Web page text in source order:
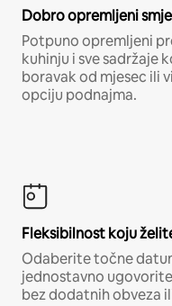
Dobro opremljeni
Potpuno opremljeni
kuhinju i sve sadržaje
boravak od mjesec ili
opciju podnajma.
Fleksibilnost koju
Odaberite točne
jednostavno
bez dodatnih obveza